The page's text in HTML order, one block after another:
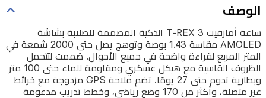
لقراءة
واضحة
في
جميع
الأحوال.
الوصف
ساعة أمازفيت T-REX 3 الذكية المصممة للصلابة بشاشة
AMOLED مقاسة 1.43 بوصة وتوهج يصل حتى 2000 شمعة في
المتر المربع لقراءة واضحة في جميع الأحوال. صُممت لتتحمل
الظروف القاسية مع هيكل عسكري ومقاومة للماء حتى 100 متر
وبطارية تدوم حتى 27 يومًا. تضم ملاحة GPS مزدوجة مع خرائط
غير متصلة، وأكثر من 170 وضع رياضي، وخطط تدريب مدعومة